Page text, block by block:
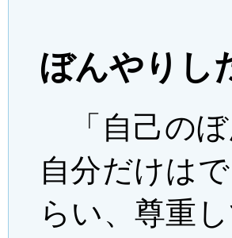
ぼんやりし
「自己のぼ
自分だけは
らい、尊重